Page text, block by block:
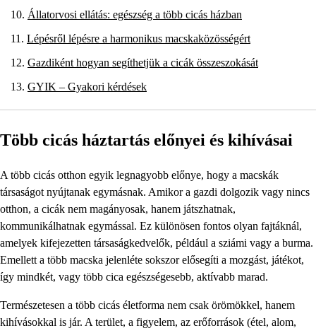
Állatorvosi ellátás: egészség a több cicás házban
Lépésről lépésre a harmonikus macskaközösségért
Gazdiként hogyan segíthetjük a cicák összeszokását
GYIK – Gyakori kérdések
Több cicás háztartás előnyei és kihívásai
A több cicás otthon egyik legnagyobb előnye, hogy a macskák
társaságot nyújtanak egymásnak. Amikor a gazdi dolgozik vagy nincs
otthon, a cicák nem magányosak, hanem játszhatnak,
kommunikálhatnak egymással. Ez különösen fontos olyan fajtáknál,
amelyek kifejezetten társaságkedvelők, például a sziámi vagy a burma.
Emellett a több macska jelenléte sokszor elősegíti a mozgást, játékot,
így mindkét, vagy több cica egészségesebb, aktívabb marad.
Természetesen a több cicás életforma nem csak örömökkel, hanem
kihívásokkal is jár. A terület, a figyelem, az erőforrások (étel, alom,